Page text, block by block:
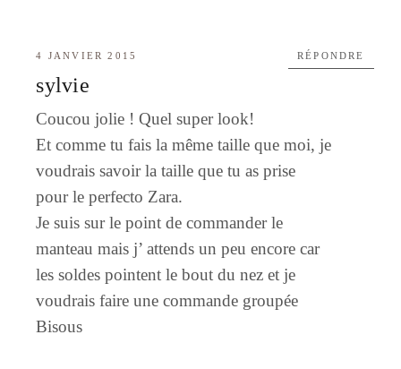
4 JANVIER 2015
sylvie
Coucou jolie ! Quel super look!
Et comme tu fais la même taille que moi, je
voudrais savoir la taille que tu as prise
pour le perfecto Zara.
Je suis sur le point de commander le
manteau mais j’ attends un peu encore car
les soldes pointent le bout du nez et je
voudrais faire une commande groupée
Bisous
RÉPONDRE